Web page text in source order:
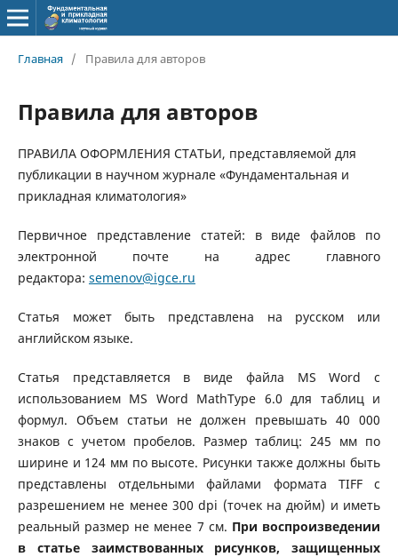
Главная / Правила для авторов
Правила для авторов
ПРАВИЛА ОФОРМЛЕНИЯ СТАТЬИ, представляемой для
публикации в научном журнале «Фундаментальная и
прикладная климатология»
Первичное представление статей: в виде файлов по
электронной почте на адрес главного
редактора: semenov@igce.ru
Статья может быть представлена на русском или
английском языке.
Статья представляется в виде файла MS Word с
использованием MS Word MathType 6.0 для таблиц и
формул. Объем статьи не должен превышать 40 000
знаков с учетом пробелов. Размер таблиц: 245 мм по
ширине и 124 мм по высоте. Рисунки также должны быть
представлены отдельными файлами формата TIFF с
разрешением не менее 300 dpi (точек на дюйм) и иметь
реальный размер не менее 7 см. При воспроизведении
в статье заимствованных рисунков, защищенных